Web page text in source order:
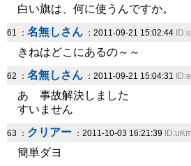
白い旗は、何に使うんですか。
61 ： 名無しさん ：2011-09-21 15:02:44
きねはどこにあるの～～
62 ： 名無しさん ：2011-09-21 15:04:31
あ 事故解決しました
すいません
63 ： クリアー ：2011-10-03 16:21:39
簡単ダヨ